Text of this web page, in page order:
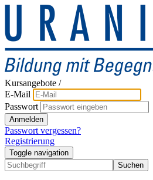
Kursangebote /
E-Mail
Passwort
Anmelden
Passwort vergessen?
Registrierung
Toggle navigation
Suchen